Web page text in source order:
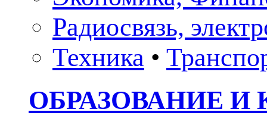
Радиосвязь,
Техника •
ОБРАЗОВАНИЕ И